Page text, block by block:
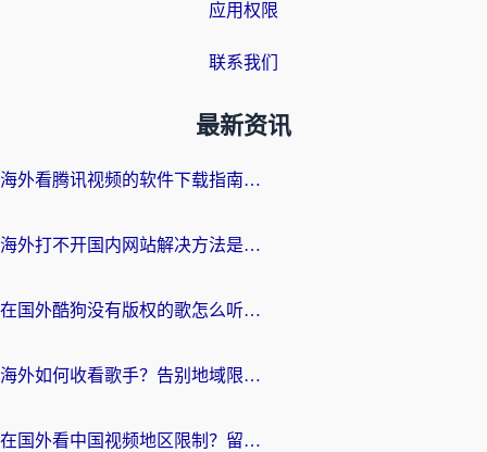
应用权限
联系我们
最新资讯
海外看腾讯视频的软件下载指南：留学生追剧不再卡，轻松解锁国内影视自由
海外打不开国内网站解决方法是什么？留学生&华人亲测有效的无缝访问指南
在国外酷狗没有版权的歌怎么听？海外党亲测有效的回国加速器攻略
海外如何收看歌手？告别地域限制，用对加速器轻松解锁国内影音
在国外看中国视频地区限制？留学生亲测有效：这样追剧再也不卡顿，芒果TV也能看！